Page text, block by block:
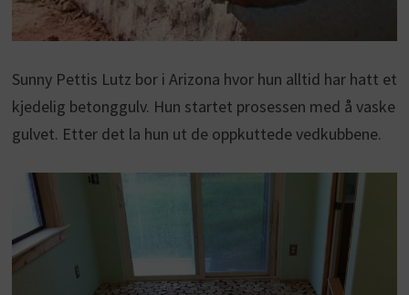
Sunny Pettis Lutz bor i Arizona hvor hun alltid har hatt et
kjedelig betonggulv. Hun startet prosessen med å vaske
gulvet. Etter det la hun ut de oppkuttede vedkubbene.